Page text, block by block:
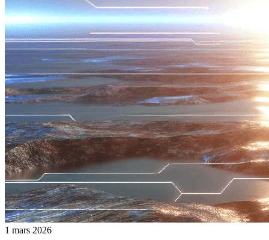
1 mars 2026